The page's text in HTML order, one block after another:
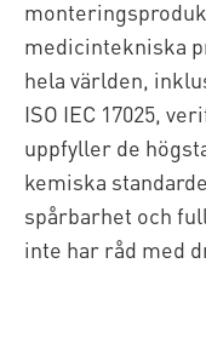
medicintekniska
hela världen,
ISO IEC 17025,
uppfyller de
kemiska
spårbarhet och
inte har råd med